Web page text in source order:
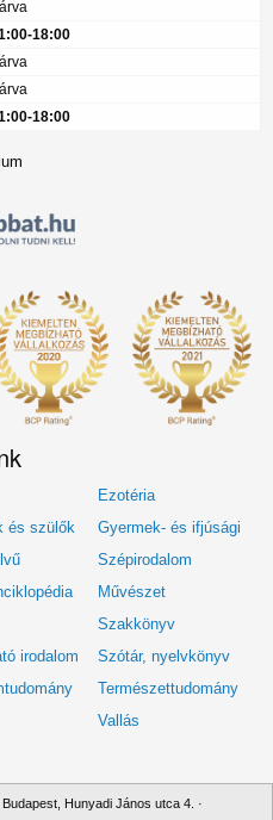
18:00
18:00
Ezotéria
és szülők
Gyermek- és ifjúsági
Szépirodalom
Művészet
Szakkönyv
irodalom
Szótár, nyelvkönyv
Természettudomány
Vallás
Hunyadi János utca 4. ·